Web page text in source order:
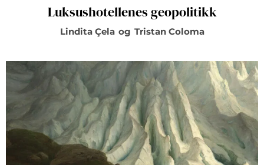
Luksushotellenes geopolitikk
Lindita Çela og Tristan Coloma